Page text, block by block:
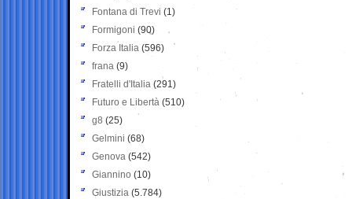
Fontana di Trevi (1)
Formigoni (90)
Forza Italia (596)
frana (9)
Fratelli d'Italia (291)
Futuro e Libertà (510)
g8 (25)
Gelmini (68)
Genova (542)
Giannino (10)
Giustizia (5.784)